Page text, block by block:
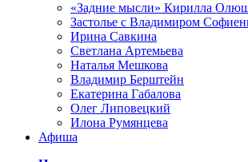
«Задние мысли» Кирилла
Застолье с Владимиром
Ирина Савкина
Светлана Артемьева
Наталья Мешкова
Владимир Берштейн
Екатерина Габалова
Олег Липовецкий
Илона Румянцева
Афиша